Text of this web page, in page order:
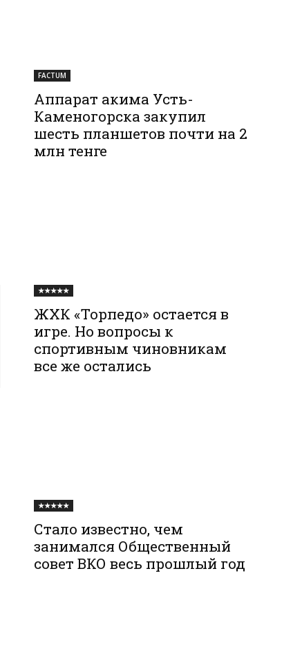
FACTUM
Аппарат акима Усть-
Каменогорска закупил
шесть планшетов почти на 2
млн тенге
★★★★★
ЖХК «Торпедо» остается в
игре. Но вопросы к
спортивным чиновникам
все же остались
★★★★★
Стало известно, чем
занимался Общественный
совет ВКО весь прошлый год